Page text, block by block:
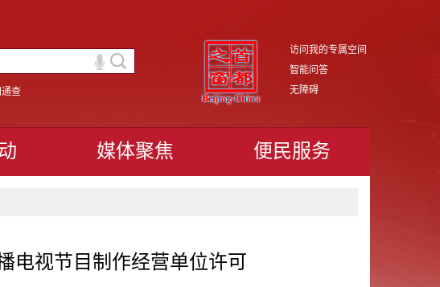
查
访问我的专属空间
智能问答
无障碍
媒体聚焦 便民服务
电视节目制作经营单位许可